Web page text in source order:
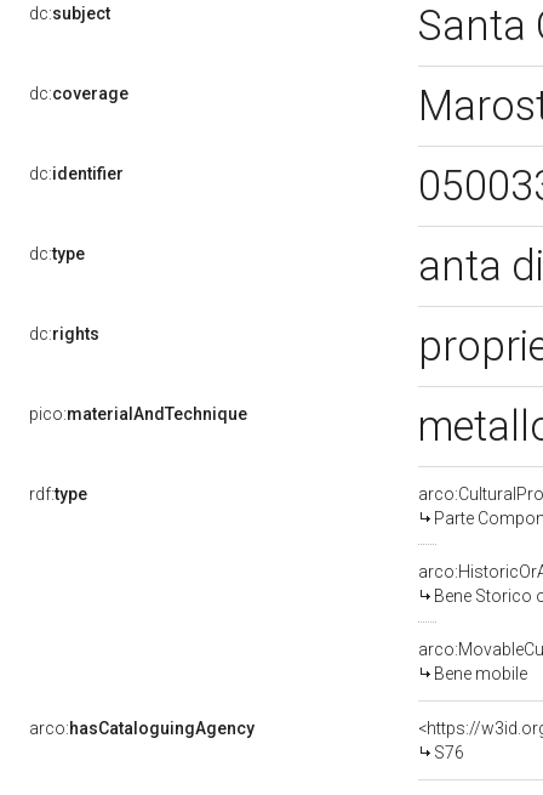
dc:subject Santa
dc:coverage
dc:identifier
dc:type anta
dc:rights
pico:materialAndTechnique
rdf:type
Parte
Bene Storico
Bene mobile
arco:hasCataloguingAgency
<https://
S76